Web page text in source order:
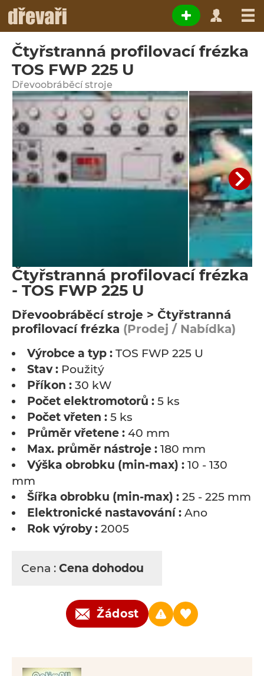
Čtyřstranná profilovací frézka
TOS FWP 225 U
Dřevoobráběcí stroje
Čtyřstranná profilovací frézka
- TOS FWP 225 U
Dřevoobráběcí stroje > Čtyřstranná
profilovací frézka (Prodej / Nabídka)
Výrobce a typ : TOS FWP 225 U
Stav : Použitý
Příkon : 30 kW
Počet elektromotorů : 5 ks
Počet vřeten : 5 ks
Průměr vřetene : 40 mm
Max. průměr nástroje : 180 mm
Výška obrobku (min-max) : 10 - 130
mm
Šířka obrobku (min-max) : 25 - 225 mm
Elektronické nastavování : Ano
Rok výroby : 2005
Cena : Cena dohodou
Žádost